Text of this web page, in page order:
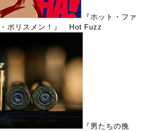
『ホット・ファ
ポリスメン！』 Hot Fuzz
『男たちの挽